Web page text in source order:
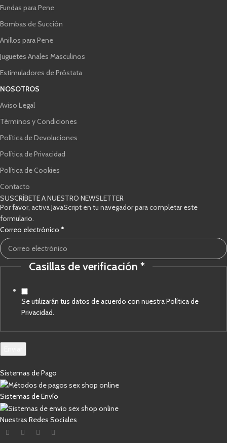
Fundas para Pene
Bombas de Succión
Anillos para Pene
Juguetes Anales Masculinos
Estimuladores de Próstata
NOSOTROS
Aviso Legal
Términos y Condiciones
Política de Devoluciones
Política de Privacidad
Política de Cookies
Contacto
SUSCRÍBETE A NUESTRO NEWSLETTER
Por favor, activa JavaScript en tu navegador para completar este
formulario.
Correo
de
electrónico
Correo electrónico *
Casillas de verificación *
Se utilizarán tus datos de acuerdo con nuestra Política de
Privacidad.
Sistemas de Pago
Sistemas de Envío
Nuestras Redes Sociales